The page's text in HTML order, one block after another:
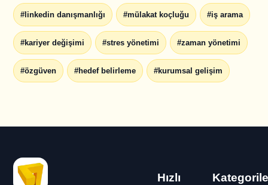
#linkedin danışmanlığı #mülakat koçluğu #iş arama
#kariyer değişimi #stres yönetimi #zaman yönetimi
#özgüven #hedef belirleme #kurumsal gelişim
Hızlı